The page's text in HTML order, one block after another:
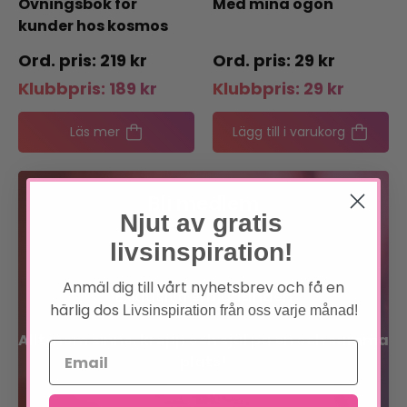
Övningsbok för
kunder hos kosmos
219 kr
Klubbpris: 189 kr
Läs mer
Med mina ögon
29 kr
Klubbpris: 29 kr
Lägg till i varukorg
Förtur till boknyheter
Exklusiva erbjudanden
Allt inom sinne, kropp och själ på en och samma
Njut av gratis
livsinspiration!
Anmäl dig till vårt nyhetsbrev och få en
härlig dos Livsinspiration från oss varje månad!